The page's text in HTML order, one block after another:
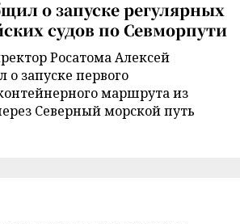
о запуске регулярных
судов по Севморпути
Росатома Алексей
запуске первого
маршрута из
Северный морской путь